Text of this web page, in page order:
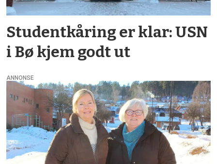
Studentkåring er klar: USN
i Bø kjem godt ut
ANNONSE